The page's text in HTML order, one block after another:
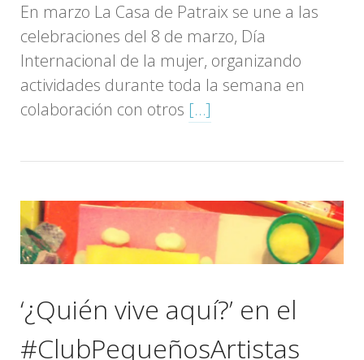
En marzo La Casa de Patraix se une a las
celebraciones del 8 de marzo, Día
Internacional de la mujer, organizando
actividades durante toda la semana en
colaboración con otros […]
‘¿Quién vive aquí?’ en el
#ClubPequeñosArtistas